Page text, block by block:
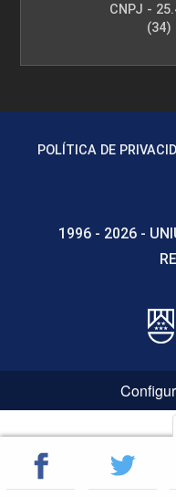
CNPJ -
(34)
POLÍTICA DE
1996 - 2026 -